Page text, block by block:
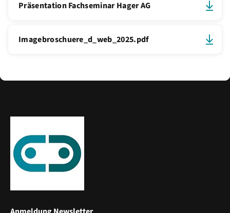
Präsentation Fachseminar Hager AG
Imagebroschuere_d_web_2025.pdf